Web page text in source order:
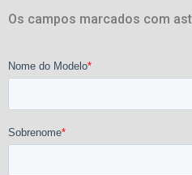
Os campos marcados com